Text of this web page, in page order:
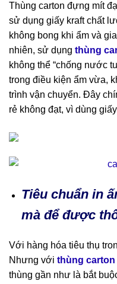
Thùng carton đựng mít
sử dụng giấy kraft chất
không bong khi ẩm và
nhiên, sử dụng thùng
không thể “chống nước
trong điều kiện ẩm vừa,
trình vận chuyển. Đây
rẻ không đạt, vì dùng
Tiêu chuẩn in
mà để được
Với hàng hóa tiêu thụ
Nhưng với thùng carton
thùng gần như là bắt